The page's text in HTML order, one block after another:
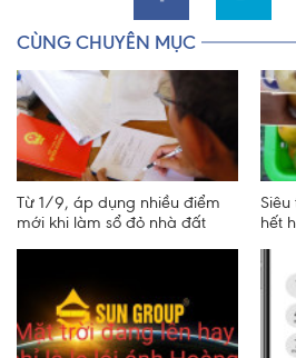
CÙNG CHUYÊN MỤC
Từ 1/9, áp dụng nhiều điểm
mới khi làm sổ đỏ nhà đất
hết